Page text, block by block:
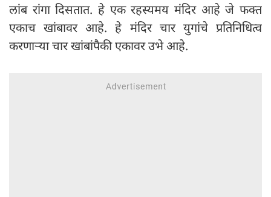
लांब रांगा दिसतात. हे एक रहस्यमय मंदिर आहे जे फक्त
एकाच खांबावर आहे. हे मंदिर चार युगांचे प्रतिनिधित्व
करणाऱ्या चार खांबांपैकी एकावर उभे आहे.